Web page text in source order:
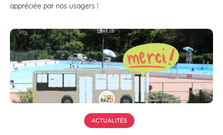
appréciée par nos usagers !
ACTUALITÉS